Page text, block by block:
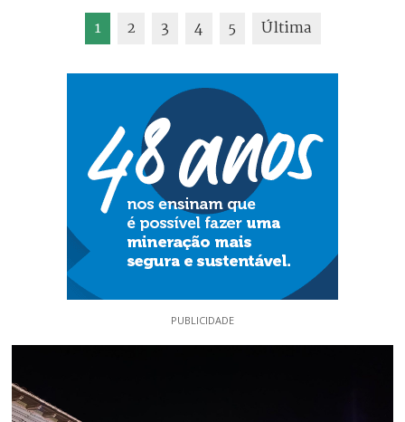
1 2 3 4 5 Última
PUBLICIDADE